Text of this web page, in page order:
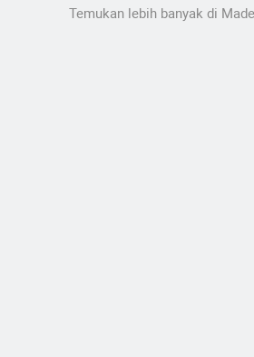
Temukan lebih banyak di